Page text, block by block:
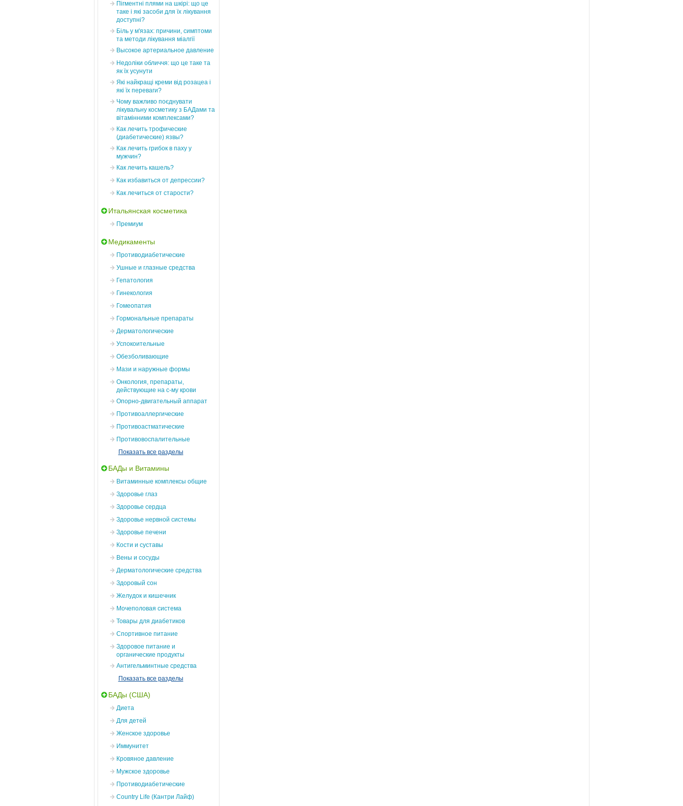
Пігментні плями на шкірі: що це
таке і які засоби для їх лікування
доступні?
Біль у м'язах: причини, симптоми
та методи лікування міалгії
Высокое артериальное давление
Недоліки обличчя: що це таке та
як їх усунути
Які найкращі креми від розацеа і
які їх переваги?
Чому важливо поєднувати
лікувальну косметику з БАДами та
вітамінними комплексами?
Как лечить трофические
(диабетические) язвы?
Как лечить грибок в паху у
мужчин?
Как лечить кашель?
Как избавиться от депрессии?
Как лечиться от старости?
Итальянская косметика
Премиум
Медикаменты
Противодиабетические
Ушные и глазные средства
Гепатология
Гинекология
Гомеопатия
Гормональные препараты
Дерматологические
Успокоительные
Обезболивающие
Мази и наружные формы
Онкология, препараты,
действующие на с-му крови
Опорно-двигательный аппарат
Противоаллергические
Противоастматические
Противовоспалительные
Показать все разделы
БАДы и Витамины
Витаминные комплексы общие
Здоровье глаз
Здоровье сердца
Здоровье нервной системы
Здоровье печени
Кости и суставы
Вены и сосуды
Дерматологические средства
Здоровый сон
Желудок и кишечник
Мочеполовая система
Товары для диабетиков
Спортивное питание
Здоровое питание и
органические продукты
Антигельминтные средства
Показать все разделы
БАДы (США)
Диета
Для детей
Женское здоровье
Иммунитет
Кровяное давление
Мужское здоровье
Противодиабетические
Country Life (Кантри Лайф)